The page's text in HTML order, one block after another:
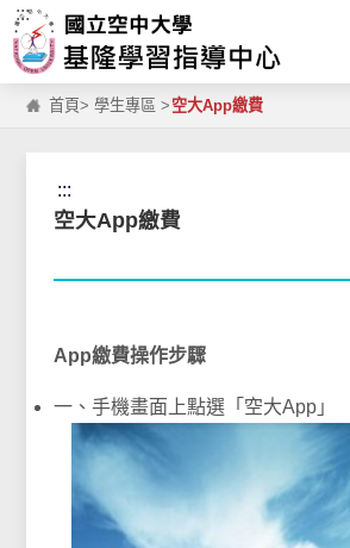
跳到主要內容區塊
:::
首頁>學生專區 > 空大App繳費
:::
空大App繳費
App繳費操作步驟
一、手機畫面上點選「空大App」